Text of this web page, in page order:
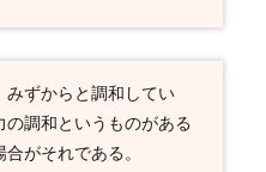
みずからと調和してい
調和というものがある
がそれである。